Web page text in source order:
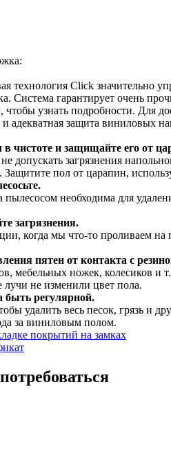
технология Click значительно
Система гарантирует очень
чтобы узнать подробности. Для
адекватная защита виниловых
в чистоте и защищайте его от
допускать загрязнения
Защитите пол от царапин,
пылесосом необходима для
загрязнения.
когда мы что-то проливаем на
пятен от контакта с
мебельных ножек, колесиков
лучи не изменили цвет пола.
быть регулярной.
удалить весь песок, грязь и
за виниловым полом.
покрытий на замках